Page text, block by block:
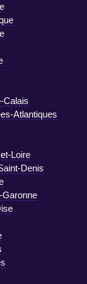
Calais
Atlantiques
Loire
Denis
Garonne